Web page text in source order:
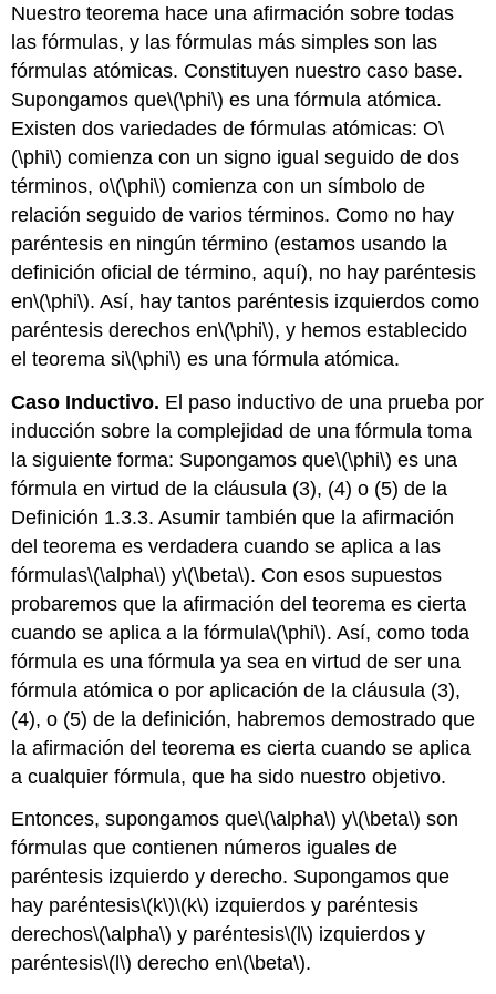
Nuestro teorema hace una afirmación sobre todas
las fórmulas, y las fórmulas más simples son las
fórmulas atómicas. Constituyen nuestro caso base.
Supongamos que\(\phi\) es una fórmula atómica.
Existen dos variedades de fórmulas atómicas: O\
(\phi\) comienza con un signo igual seguido de dos
términos, o\(\phi\) comienza con un símbolo de
relación seguido de varios términos. Como no hay
paréntesis en ningún término (estamos usando la
definición oficial de término, aquí), no hay paréntesis
en\(\phi\). Así, hay tantos paréntesis izquierdos como
paréntesis derechos en\(\phi\), y hemos establecido
el teorema si\(\phi\) es una fórmula atómica.
Caso Inductivo. El paso inductivo de una prueba por
inducción sobre la complejidad de una fórmula toma
la siguiente forma: Supongamos que\(\phi\) es una
fórmula en virtud de la cláusula (3), (4) o (5) de la
Definición 1.3.3. Asumir también que la afirmación
del teorema es verdadera cuando se aplica a las
fórmulas\(\alpha\) y\(\beta\). Con esos supuestos
probaremos que la afirmación del teorema es cierta
cuando se aplica a la fórmula\(\phi\). Así, como toda
fórmula es una fórmula ya sea en virtud de ser una
fórmula atómica o por aplicación de la cláusula (3),
(4), o (5) de la definición, habremos demostrado que
la afirmación del teorema es cierta cuando se aplica
a cualquier fórmula, que ha sido nuestro objetivo.
Entonces, supongamos que\(\alpha\) y\(\beta\) son
fórmulas que contienen números iguales de
paréntesis izquierdo y derecho. Supongamos que
hay paréntesis\(k\)\(k\) izquierdos y paréntesis
derechos\(\alpha\) y paréntesis\(l\) izquierdos y
paréntesis\(l\) derecho en\(\beta\).